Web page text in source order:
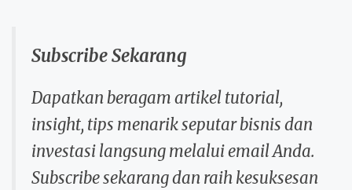
Subscribe Sekarang
Dapatkan beragam artikel tutorial,
insight, tips menarik seputar bisnis dan
investasi langsung melalui email Anda.
Subscribe sekarang dan raih kesuksesan